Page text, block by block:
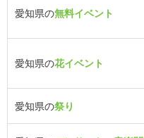
愛知県の無料イベント
愛知県の花イベント
愛知県の祭り